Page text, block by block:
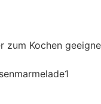
zum Kochen